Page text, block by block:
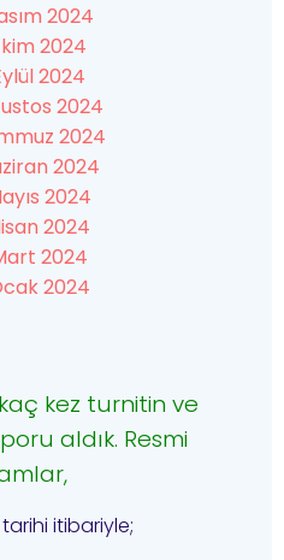
2024
2024
2024
2024
2024
2024
2024
2024
2024
2024
kez turnitin ve
aldık. Resmi
itibariyle;